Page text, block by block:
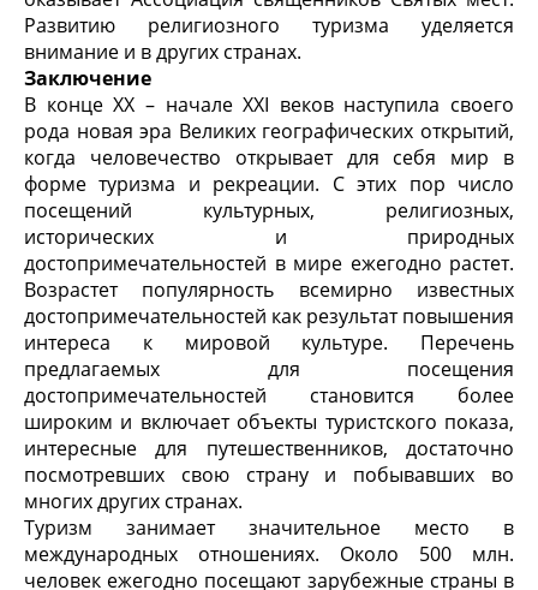
Развитию религиозного туризма уделяется
внимание и в других странах.
Заключение
В конце XX – начале XXI веков наступила своего
рода новая эра Великих географических открытий,
когда человечество открывает для себя мир в
форме туризма и рекреации. С этих пор число
посещений культурных, религиозных,
исторических и природных
достопримечательностей в мире ежегодно растет.
Возрастет популярность всемирно известных
достопримечательностей как результат повышения
интереса к мировой культуре. Перечень
предлагаемых для посещения
достопримечательностей становится более
широким и включает объекты туристского показа,
интересные для путешественников, достаточно
посмотревших свою страну и побывавших во
многих других странах.
Туризм занимает значительное место в
международных отношениях. Около 500 млн.
человек ежегодно посещают зарубежные страны в